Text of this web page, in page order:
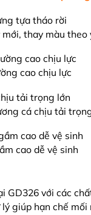
thay màu theo
cao chịu lực
cá chịu tải
cao dễ vệ sinh
GD326 với các
giúp hạn chế